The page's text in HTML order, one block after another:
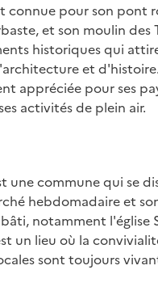
connue pour son pont
et son moulin des
historiques qui
et
appréciée pour ses
activités de plein air.
une commune qui se
hebdomadaire et
notamment l'église
un lieu où la
sont toujours